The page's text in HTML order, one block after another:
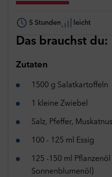
5 Stunden leicht
Das brauchst du:
Zutaten
1500 g Salatkartoffeln
1 kleine Zwiebel
Salz, Pfeffer,
100 - 125 ml Essig
125 -150 ml Pflanzenöl
Sonnenblumenöl)